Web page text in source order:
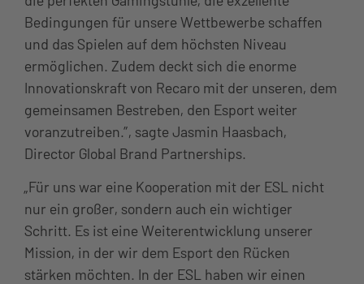
Bedingungen für unsere Wettbewerbe schaffen
und das Spielen auf dem höchsten Niveau
ermöglichen. Zudem deckt sich die enorme
Innovationskraft von Recaro mit der unseren, dem
gemeinsamen Bestreben, den Esport weiter
voranzutreiben.”, sagte Jasmin Haasbach,
Director Global Brand Partnerships.
„Für uns war eine Kooperation mit der ESL nicht
nur ein großer, sondern auch ein wichtiger
Schritt. Es ist eine Weiterentwicklung unserer
Mission, in der wir dem Esport den Rücken
stärken möchten. In der ESL haben wir einen